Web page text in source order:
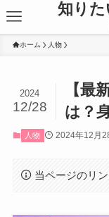
知り
ホーム 人物
【最
は？
2024
12/28
人物 2024年12月
当ページのリ